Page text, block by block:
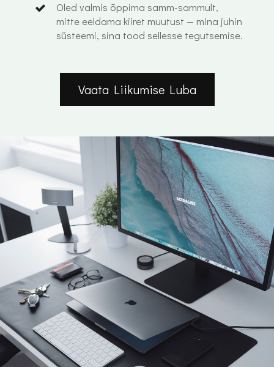
Oled valmis õppima samm-sammult,
mitte eeldama kiiret muutust — mina juhin
süsteemi, sina tood sellesse tegutsemise.
Vaata Liikumise Luba